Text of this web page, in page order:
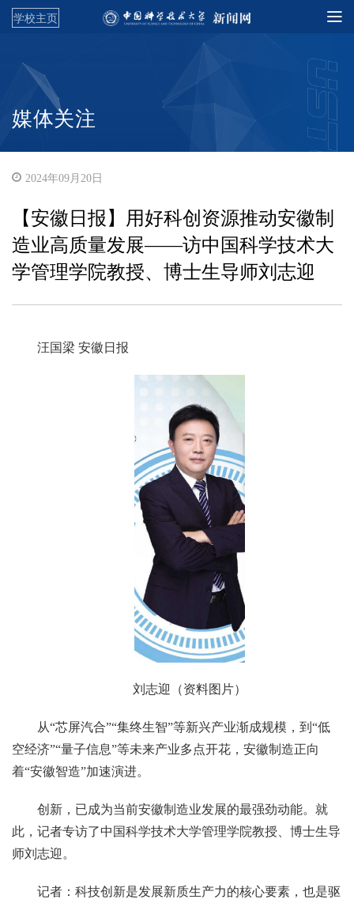
学校主页
媒体关注
2024年09月20日
【安徽日报】用好科创资源推动安徽制
造业高质量发展——访中国科学技术大
学管理学院教授、博士生导师刘志迎
汪国梁 安徽日报
刘志迎（资料图片）
从“芯屏汽合”“集终生智”等新兴产业渐成规模，到“低
空经济”“量子信息”等未来产业多点开花，安徽制造正向
着“安徽智造”加速演进。
创新，已成为当前安徽制造业发展的最强劲动能。就
此，记者专访了中国科学技术大学管理学院教授、博士生导
师刘志迎。
记者：科技创新是发展新质生产力的核心要素，也是驱